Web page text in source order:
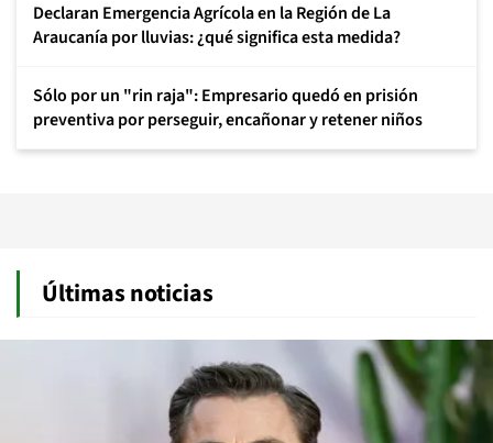
Declaran Emergencia Agrícola en la Región de La
Araucanía por lluvias: ¿qué significa esta medida?
Sólo por un "rin raja": Empresario quedó en prisión
preventiva por perseguir, encañonar y retener niños
Últimas noticias